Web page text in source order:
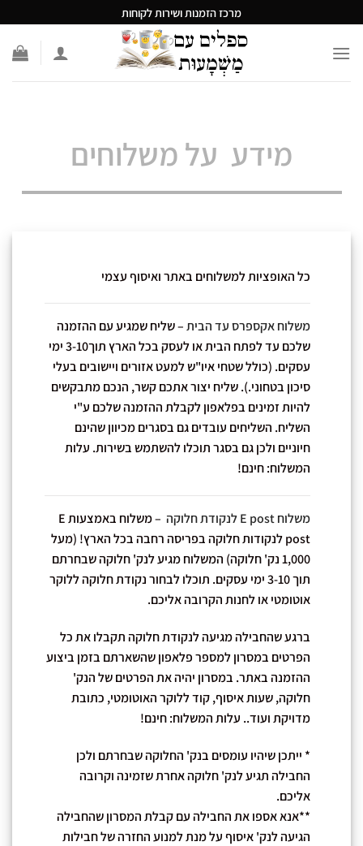
to
content
מרכז הזמנות ושירות לקוחות
מידע על משלוחים
כל האופציות למשלוחים באתר ואיסוף עצמי
משלוח אקספרס עד הבית– שליח שמגיע עם ההזמנה
שלכם עד לפתח הבית או לעסק בכל הארץ תוך3-10 ימי
עסקים. (כולל שטחי איו"ש למעט אזורים ויישובים בעלי
סיכון בטחוני.). שליח יצור אתכם קשר, הנכם מתבקשים
להיות זמינים בפלאפון לקבלת ההזמנה שלכם ע"י
השליח. השליחים עובדים גם בסגרים מכיוון שהינם
חיוניים ולכן גם בסגר תוכלו להשתמש בשירות. עלות
המשלוח: חינם!
משלוח E post לנקודת חלוקה
– משלוח באמצעות E
post לנקודות חלוקה בפריסה רחבה בכל הארץ! (מעל
1,000 נק' חלוקה) המשלוח מגיע לנק' חלוקה שבחרתם
תוך 3-10 ימי עסקים. תוכלו לבחור נקודת חלוקה ללוקר
אוטומטי או לחנות הקרובה אליכם.
ברגע שהחבילה מגיעה לנקודת חלוקה תקבלו את כל
הפרטים במסרון למספר פלאפון שהשארתם בזמן ביצוע
ההזמנה באתר. במסרון יהיה את הפרטים של הנק'
חלוקה, שעות איסוף, קוד ללוקר האוטומטי, כתובת
מדויקת ועוד.. עלות המשלוח: חינם!
* ייתכן שיהיו עומסים בנק' החלוקה שבחרתם ולכן
החבילה תגיע לנק' חלוקה אחרת שזמינה וקרובה
אליכם.
**אנא אספו את החבילה עם קבלת המסרון שהחבילה
הגיעה לנק' איסוף על מנת למנוע החזרה של חבילות